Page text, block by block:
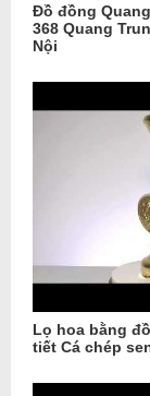
Đồ đồng
368 Quang
Nội
Lọ hoa bằng
tiết Cá chép